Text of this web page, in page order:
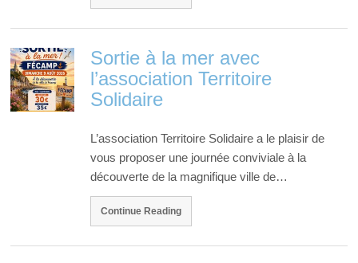
Sortie à la mer avec
l’association Territoire
Solidaire
L’association Territoire Solidaire a le plaisir de
vous proposer une journée conviviale à la
découverte de la magnifique ville de…
Continue Reading